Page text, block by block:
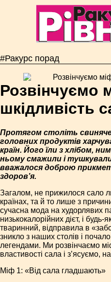
#Ракурс порад
Розвінчуємо
шкідливість
Протягом століть
головних продуктів
країн. Його їли з хлібом,
ньому смажили і
вважалося доброю
здоров’я.
Загалом, не прижилося сало
країнах, та й то лише з
сучасна мода на худорлявих
низькокалорійних дієт, і
тваринний, відправила в
зникло з наших столів і
легендами. Ми розвінчаємо
властивості сала і з’ясуємо,
Міф 1: «Від сала гладшають»